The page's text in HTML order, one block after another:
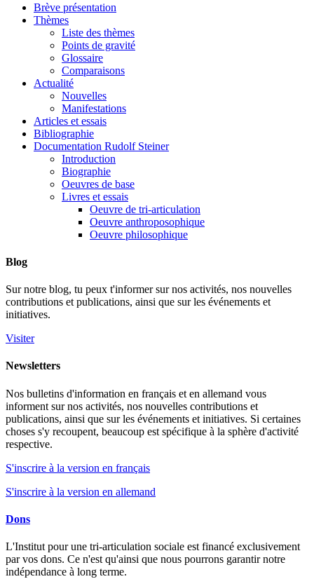
Brève présentation
Thèmes
Liste des thèmes
Points de gravité
Glossaire
Comparaisons
Actualité
Nouvelles
Manifestations
Articles et essais
Bibliographie
Documentation Rudolf Steiner
Introduction
Biographie
Oeuvres de base
Livres et essais
Oeuvre de tri-articulation
Oeuvre anthroposophique
Oeuvre philosophique
Blog
Sur notre blog, tu peux t'informer sur nos activités, nos nouvelles
contributions et publications, ainsi que sur les événements et
initiatives.
Visiter
Newsletters
Nos bulletins d'information en français et en allemand vous
informent sur nos activités, nos nouvelles contributions et
publications, ainsi que sur les événements et initiatives. Si certaines
choses s'y recoupent, beaucoup est spécifique à la sphère d'activité
respective.
S'inscrire à la version en français
S'inscrire à la version en allemand
Dons
L'Institut pour une tri-articulation sociale est financé exclusivement
par vos dons. Ce n'est qu'ainsi que nous pourrons garantir notre
indépendance à long terme.